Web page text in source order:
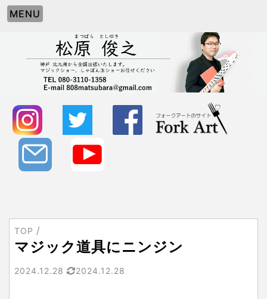
MENU
TOP
マジック道具にニンジン
2024.12.28 2024.12.28